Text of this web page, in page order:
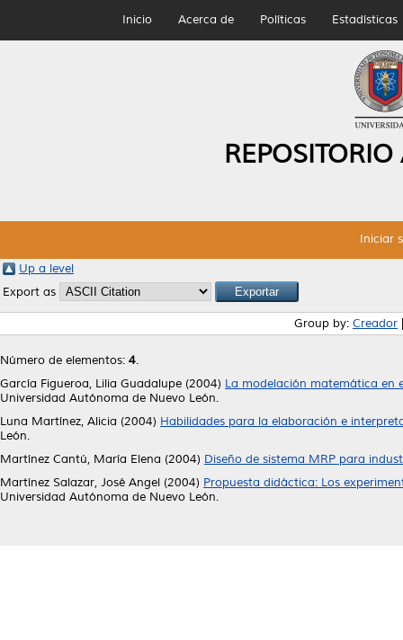
Inicio Acerca de Políticas Estadísticas
Iniciar
Up a level
Export as
Group by: Creador
Número de elementos: 4.
García Figueroa, Lilia Guadalupe (2004) La modelación matemática en
Universidad Autónoma de Nuevo León.
Luna Martínez, Alicia (2004) Habilidades para la elaboración e
León.
Martínez Cantú, María Elena (2004) Diseño de sistema MRP para
Martínez Salazar, José Angel (2004) Propuesta didáctica: Los
Universidad Autónoma de Nuevo León.